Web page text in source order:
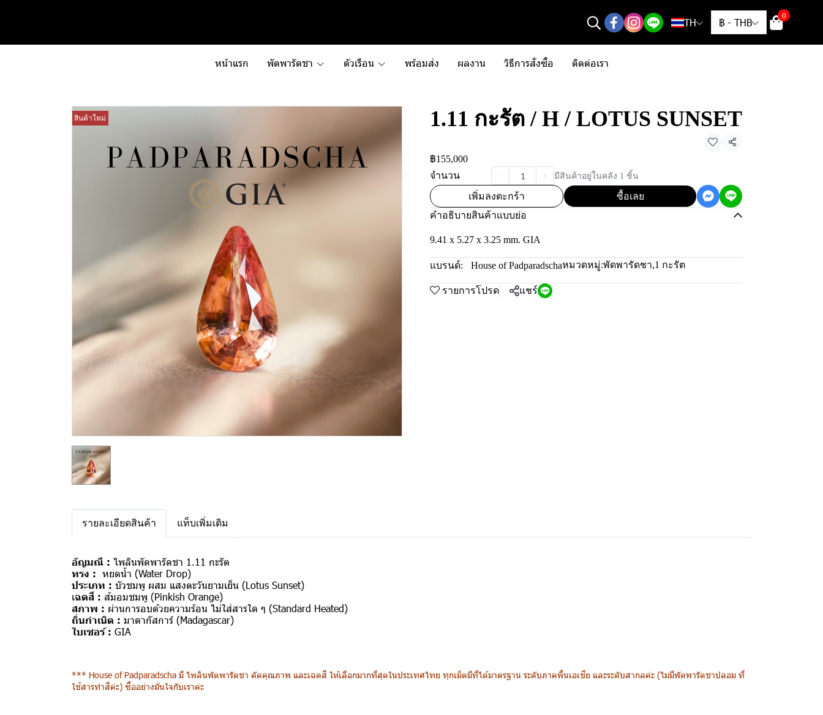
TH ฿ - THB
0
หน้าแรก พัดพารัดชา ตัวเรือน พร้อมส่ง ผลงาน วิธีการสั่งซื้อ ติดต่อเรา
สินค้าใหม่ 1.11 กะรัต / H / LOTUS SUNSET
แชร์
฿155,000
จำนวน
มีสินค้าอยู่ในคลัง 1 ชิ้น
เพิ่มลงตะกร้า ซื้อเลย
คำอธิบายสินค้าแบบย่อ
9.41 x 5.27 x 3.25 mm. GIA
แบรนด์: House of Padparadschaหมวดหมู่:พัดพารัดชา,1 กะรัต
รายการโปรด แชร์
รายละเอียดสินค้า แท็บเพิ่มเติม
อัญมณี : ไพลินพัดพารัดชา 1.11 กะรัต
ทรง : หยดน้ำ (Water Drop)
ประเภท : บัวชมพู ผสม แสงตะวันยามเย็น (Lotus Sunset)
เฉดสี : ส้มอมชมพู (Pinkish Orange)
สภาพ : ผ่านการอบด้วยความร้อน ไม่ใส่สารใด ๆ (Standard Heated)
ถิ่นกำเนิด : มาดากัสการ์ (Madagascar)
ใบเซอร์ : GIA
*** House of Padparadscha มี ไพลินพัดพารัดชา คัดคุณภาพ และเฉดสี ให้เลือกมากที่สุดในประเทศไทย ทุกเม็ดมีที่ได้มาตรฐาน ระดับภาคพื้นเอเชีย และระดับสากลค่ะ (ไม่มีพัดพารัดชาปลอม ที่
ใช้สารทำสีค่ะ) ซื้ออย่างมั่นใจกับเราค่ะ